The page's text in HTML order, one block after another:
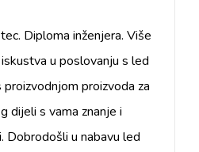
Diploma inženjera. Više
u poslovanju s led
proizvoda za
dijeli s vama znanje i
Dobrodošli u nabavu led